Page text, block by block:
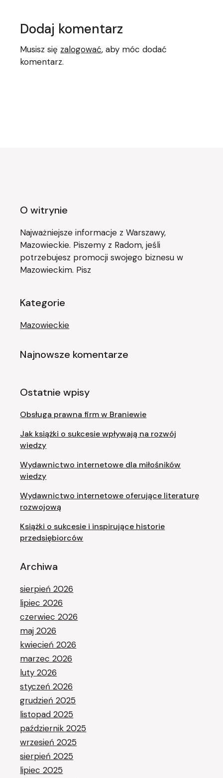
Dodaj komentarz
Musisz się zalogować, aby móc dodać
komentarz.
O witrynie
Najważniejsze informacje z Warszawy,
Mazowieckie. Piszemy z Radom, jeśli
potrzebujesz promocji swojego biznesu w
Mazowieckim. Pisz
Kategorie
Mazowieckie
Najnowsze komentarze
Ostatnie wpisy
Obsługa prawna firm w Braniewie
Jak książki o sukcesie wpływają na rozwój
wiedzy
Wydawnictwo internetowe dla miłośników
wiedzy
Wydawnictwo internetowe oferujące literaturę
rozwojową
Książki o sukcesie i inspirujące historie
przedsiębiorców
Archiwa
sierpień 2026
lipiec 2026
czerwiec 2026
maj 2026
kwiecień 2026
marzec 2026
luty 2026
styczeń 2026
grudzień 2025
listopad 2025
październik 2025
wrzesień 2025
sierpień 2025
lipiec 2025